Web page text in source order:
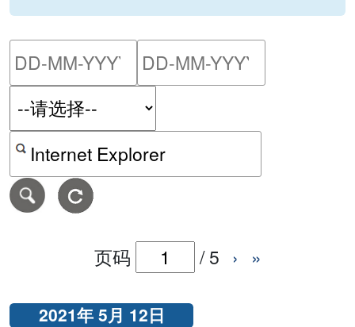
请输入搜索日期范围的开
按关键字或 CVE ID 搜寻保安警报
页码 /5 › »
2021年 5月 12日